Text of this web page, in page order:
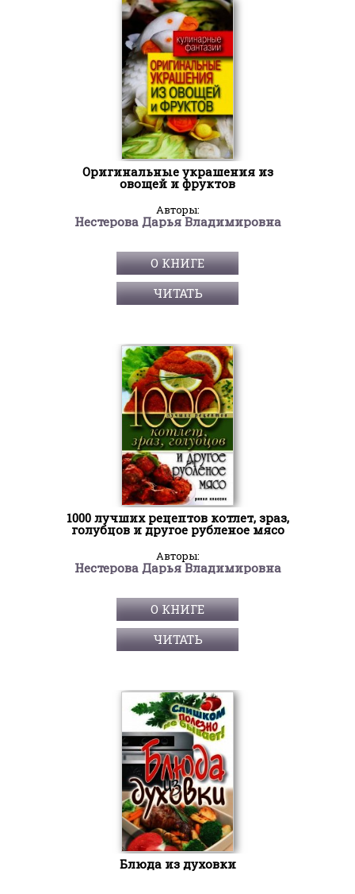
Оригинальные украшения из
овощей и фруктов
Авторы:
Нестерова Дарья Владимировна
О КНИГЕ
ЧИТАТЬ
1000 лучших рецептов котлет, зраз,
голубцов и другое рубленое мясо
Авторы:
Нестерова Дарья Владимировна
О КНИГЕ
ЧИТАТЬ
Блюда из духовки